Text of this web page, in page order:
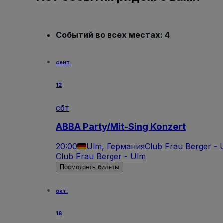
Событий во всех местах: 4
сент.
12
сбт
ABBA Party/Mit-Sing Konzert
20:00 Ulm, ГерманияClub Frau Berger -
Club Frau Berger - Ulm
Посмотреть билеты
окт.
16